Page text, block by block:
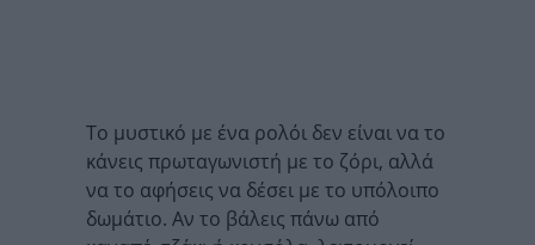
Το μυστικό με ένα ρολόι δεν είναι να το
κάνεις πρωταγωνιστή με το ζόρι, αλλά
να το αφήσεις να δέσει με το υπόλοιπο
δωμάτιο. Αν το βάλεις πάνω από